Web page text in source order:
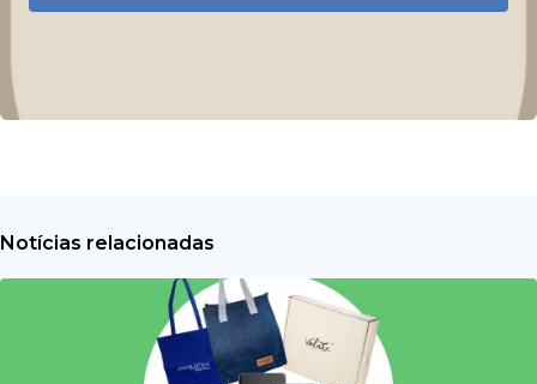
Notícias relacionadas